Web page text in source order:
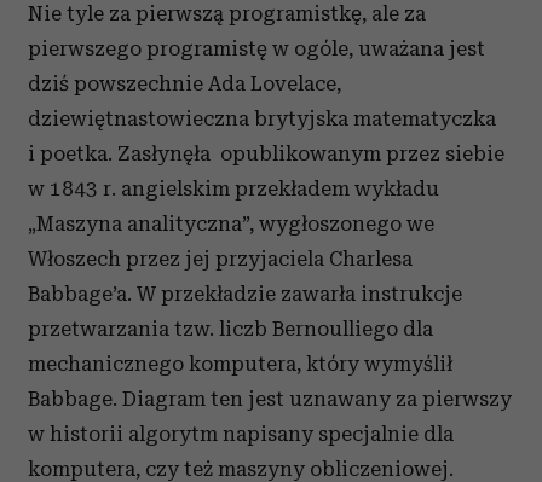
Nie tyle za pierwszą programistkę, ale za
pierwszego programistę w ogóle, uważana jest
dziś powszechnie Ada Lovelace,
dziewiętnastowieczna brytyjska matematyczka
i poetka. Zasłynęła opublikowanym przez siebie
w 1843 r. angielskim przekładem wykładu
„Maszyna analityczna”, wygłoszonego we
Włoszech przez jej przyjaciela Charlesa
Babbage’a. W przekładzie zawarła instrukcje
przetwarzania tzw. liczb Bernoulliego dla
mechanicznego komputera, który wymyślił
Babbage. Diagram ten jest uznawany za pierwszy
w historii algorytm napisany specjalnie dla
komputera, czy też maszyny obliczeniowej.